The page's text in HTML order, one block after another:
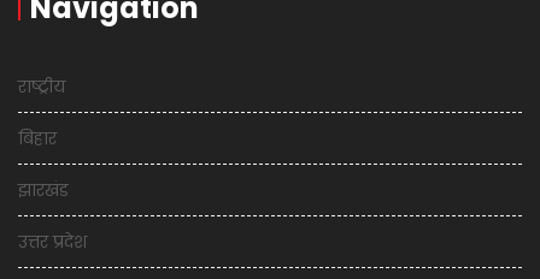
राष्ट्रीय
बिहार
झारखंड
उत्तर प्रदेश